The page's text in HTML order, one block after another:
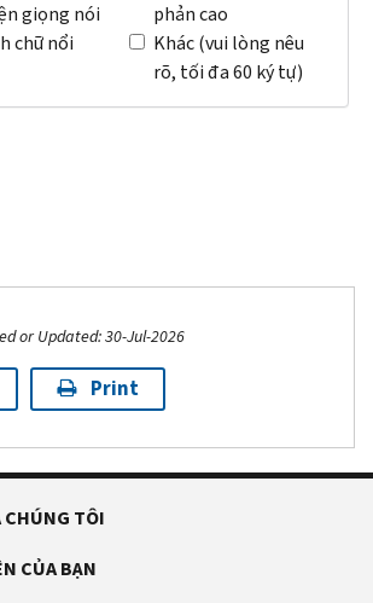
giọng nói
chữ nổi
phản cao
Khác (vui lòng nêu
rõ, tối đa 60 ký tự)
or Updated: 30-Jul-2026
Print
CHÚNG TÔI
CỦA BẠN